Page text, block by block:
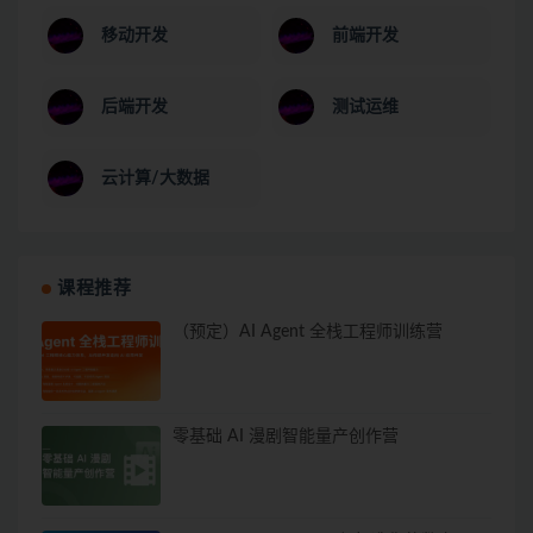
移动开发 前端开发
后端开发 测试运维
云计算/大数据
课程推荐
（预定）AI Agent 全栈工程师训练营
零基础 AI 漫剧智能量产创作营